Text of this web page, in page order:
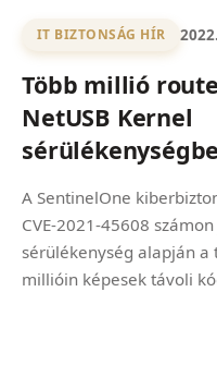
IT BIZTONSÁG HÍR
Több millió
NetUSB Kernel
A SentinelOne
CVE-2021-45608
sérülékenység alapján
millióin képesek távoli